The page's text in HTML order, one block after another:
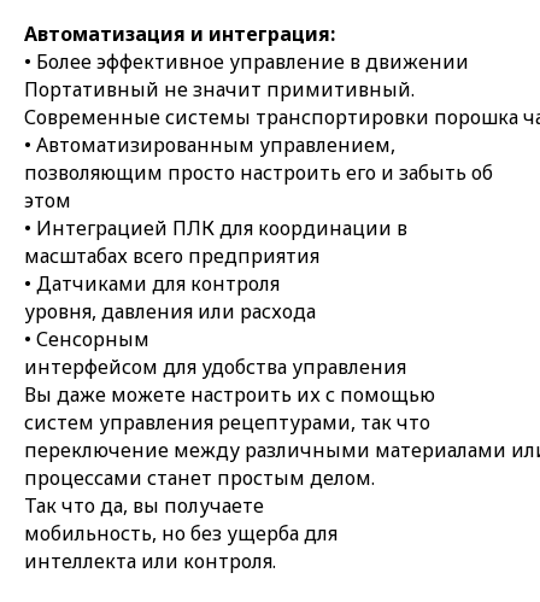
Автоматизация и интеграция:
• Более эффективное управление в движении
Портативный не значит примитивный.
Современные системы транспортировки порошка
• Автоматизированным управлением,
позволяющим просто настроить его и забыть об
этом
• Интеграцией ПЛК для координации в
масштабах всего предприятия
• Датчиками для контроля
уровня, давления или расхода
• Сенсорным
интерфейсом для удобства управления
Вы даже можете настроить их с помощью
систем управления рецептурами, так что
переключение между различными материалами
процессами станет простым делом.
Так что да, вы получаете
мобильность, но без ущерба для
интеллекта или контроля.